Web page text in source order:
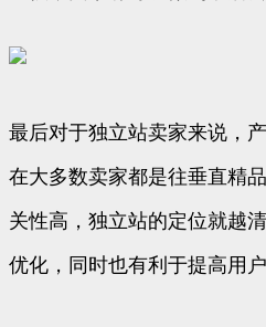
最后对于独立站卖家来说，
在大多数卖家都是往垂直精
关性高，独立站的定位就越
优化，同时也有利于提高用户